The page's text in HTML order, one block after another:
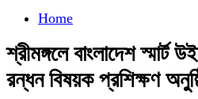
Home
শ্রীমঙ্গলে বাংলাদেশ স্মার্ট
রন্ধন বিষয়ক প্রশিক্ষণ